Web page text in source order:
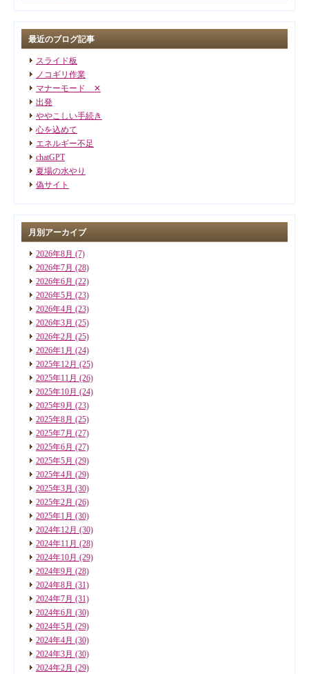
最近のブログ記事
スライド板
ノコギリ作業
マナーモード ✕
出発
ややこしい手続き
心を込めて
エネルギー不足
chatGPT
夏場の水やり
偽サイト
月別アーカイブ
2026年8月 (7)
2026年7月 (28)
2026年6月 (22)
2026年5月 (23)
2026年4月 (23)
2026年3月 (25)
2026年2月 (25)
2026年1月 (24)
2025年12月 (25)
2025年11月 (26)
2025年10月 (24)
2025年9月 (23)
2025年8月 (25)
2025年7月 (27)
2025年6月 (27)
2025年5月 (29)
2025年4月 (29)
2025年3月 (30)
2025年2月 (26)
2025年1月 (30)
2024年12月 (30)
2024年11月 (28)
2024年10月 (29)
2024年9月 (28)
2024年8月 (31)
2024年7月 (31)
2024年6月 (30)
2024年5月 (29)
2024年4月 (30)
2024年3月 (30)
2024年2月 (29)